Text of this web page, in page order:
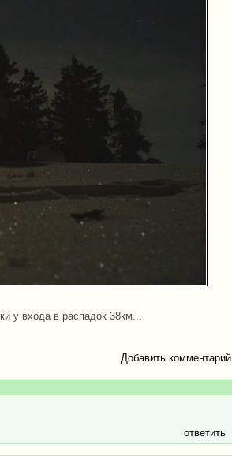
у входа в распадок 38км...
Добавить комментарий
ответить